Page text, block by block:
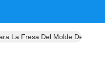
La Fresa Del Molde De Las